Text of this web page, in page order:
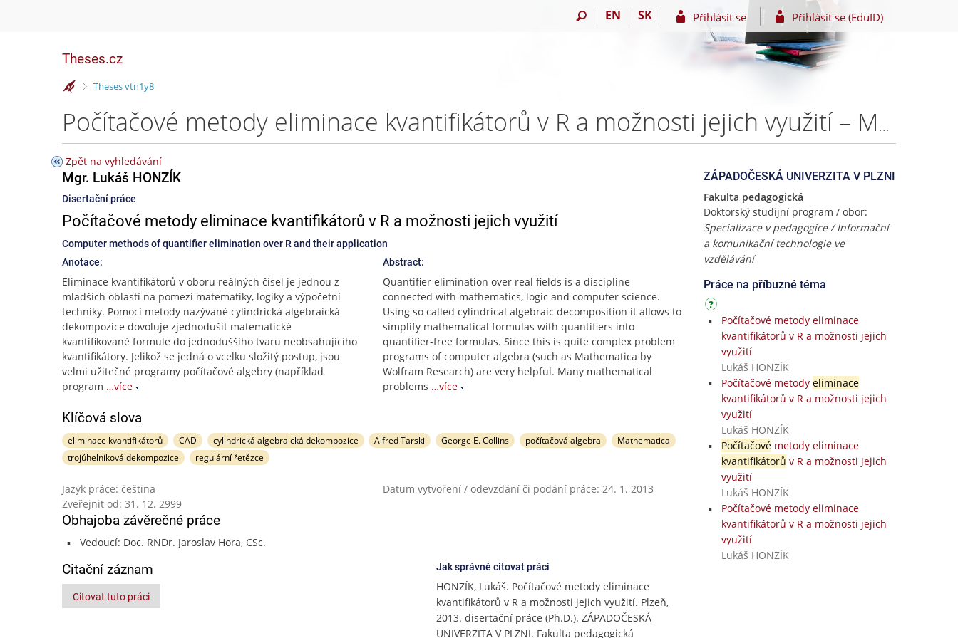
EN SK Přihlásit se Přihlásit se (EduID)
Theses.cz
>
Theses vtn1y8
Počítačové metody eliminace kvantifikátorů v R a možnosti jejich využití – Mgr. Lukáš HONZÍK
Zpět na vyhledávání
Mgr. Lukáš HONZÍK
Disertační práce
Počítačové metody eliminace kvantifikátorů v R a možnosti jejich využití
Computer methods of quantifier elimination over R and their application
Anotace:
Eliminace kvantifikátorů v oboru reálných čísel je jednou z
mladších oblastí na pomezí matematiky, logiky a výpočetní
techniky. Pomocí metody nazývané cylindrická algebraická
dekompozice dovoluje zjednodušit matematické
kvantifikované formule do jednoduššího tvaru neobsahujícího
kvantifikátory. Jelikož se jedná o vcelku složitý postup, jsou
velmi užitečné programy počítačové algebry (například
program …více
Abstract:
Quantifier elimination over real fields is a discipline
connected with mathematics, logic and computer science.
Using so called cylindrical algebraic decomposition it allows to
simplify mathematical formulas with quantifiers into
quantifier-free formulas. Since this is quite complex problem
programs of computer algebra (such as Mathematica by
Wolfram Research) are very helpful. Many mathematical
problems …více
Klíčová slova
eliminace kvantifikátorů CAD cylindrická algebraická dekompozice Alfred Tarski George E. Collins počítačová algebra
Mathematica
trojúhelníková dekompozice
regulární řetězce
Jazyk práce: čeština
Datum vytvoření / odevzdání či podání práce: 24. 1. 2013
Zveřejnit od: 31. 12. 2999
Obhajoba závěrečné práce
Vedoucí: Doc. RNDr. Jaroslav Hora, CSc.
Citační záznam
Citovat tuto práci
Jak správně citovat práci
HONZÍK, Lukáš. Počítačové metody eliminace
kvantifikátorů v R a možnosti jejich využití. Plzeň,
2013. disertační práce (Ph.D.). ZÁPADOČESKÁ
UNIVERZITA V PLZNI. Fakulta pedagogická
ZÁPADOČESKÁ UNIVERZITA V PLZNI
Fakulta pedagogická
Doktorský studijní program / obor:
Specializace v pedagogice / Informační
a komunikační technologie ve
vzdělávání
Práce na příbuzné téma
Počítačové metody eliminace
kvantifikátorů v R a možnosti jejich
využití
Lukáš HONZÍK
Počítačové metody eliminace
kvantifikátorů v R a možnosti jejich
využití
Lukáš HONZÍK
Počítačovémetody eliminace
kvantifikátorů v R a možnosti jejich
využití
Lukáš HONZÍK
Počítačové metody eliminace
kvantifikátorů v R a možnosti jejich
využití
Lukáš HONZÍK